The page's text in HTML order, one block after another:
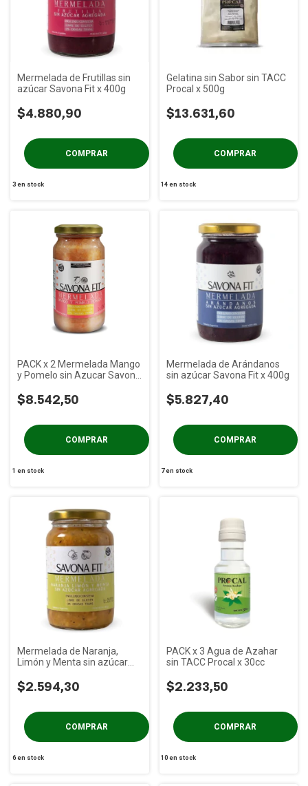
Mermelada de Frutillas sin
azúcar Savona Fit x 400g
$4.880,90
3en stock
Gelatina sin Sabor sin TACC
Procal x 500g
$13.631,60
14 en stock
PACK x 2 Mermelada Mango
y Pomelo sin Azucar Savona
$8.542,50
1 en stock
Mermelada de Arándanos
sin azúcar Savona Fit x 400g
$5.827,40
7en stock
Mermelada de Naranja,
Limón y Menta sin azúcar
$2.594,30
6en stock
PACK x 3 Agua de Azahar
sin TACC Procal x 30cc
$2.233,50
10 en stock